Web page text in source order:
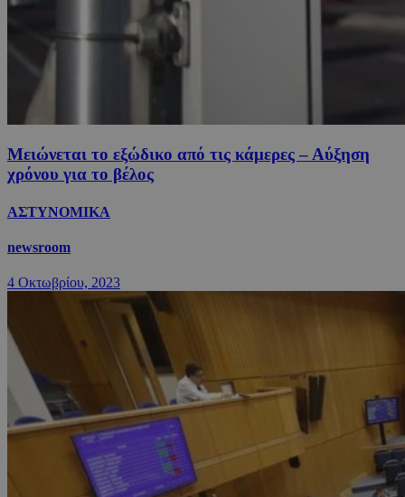
Μειώνεται το εξώδικο από τις κάμερες – Αύξηση
χρόνου για το βέλος
ΑΣΤΥΝΟΜΙΚΑ
newsroom
4 Οκτωβρίου, 2023